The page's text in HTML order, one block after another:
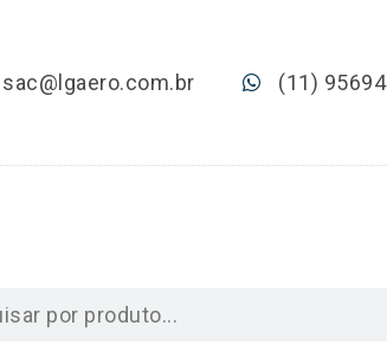
sac@lgaero.com.br (11)